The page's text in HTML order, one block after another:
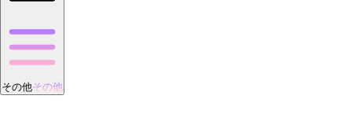
その他その他